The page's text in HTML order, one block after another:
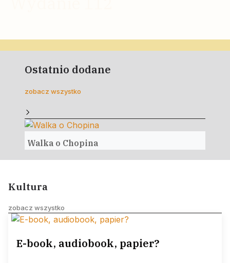
Ostatnio dodane
zobacz wszystko
Walka o Chopina
Kultura
zobacz wszystko
E-book, audiobook, papier?